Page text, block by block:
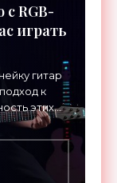
RGB-
играть
гитар
к
этих